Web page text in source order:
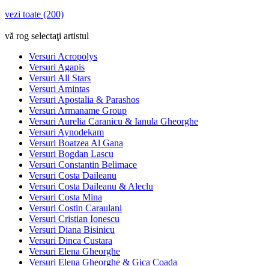
vezi toate (200)
vă rog selectaţi artistul
Versuri Acropolys
Versuri Agapis
Versuri All Stars
Versuri Amintas
Versuri Apostalia & Parashos
Versuri Armaname Group
Versuri Aurelia Caranicu & Ianula Gheorghe
Versuri Aynodekam
Versuri Boatzea Al Gana
Versuri Bogdan Lascu
Versuri Constantin Belimace
Versuri Costa Daileanu
Versuri Costa Daileanu & Aleclu
Versuri Costa Mina
Versuri Costin Caraulani
Versuri Cristian Ionescu
Versuri Diana Bisinicu
Versuri Dinca Custara
Versuri Elena Gheorghe
Versuri Elena Gheorghe & Gica Coada